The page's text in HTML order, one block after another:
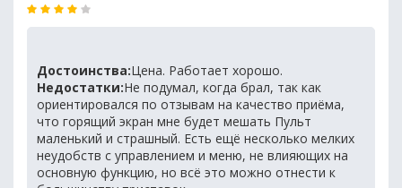
Достоинства:Цена. Работает хорошо.
Недостатки:Не подумал, когда брал, так как
ориентировался по отзывам на качество приёма,
что горящий экран мне будет мешать Пульт
маленький и страшный. Есть ещё несколько мелких
неудобств с управлением и меню, не влияющих на
основную функцию, но всё это можно отнести к